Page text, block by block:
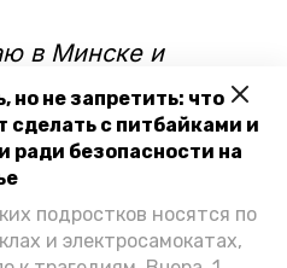
но не запретить: что
сделать с питбайками и
ради безопасности на
подростков носятся по
и электросамокатах,
в Минске и
Пока не знаю, куда
Там на
сезонную
соберу
полечу в Мексику.
— сказал